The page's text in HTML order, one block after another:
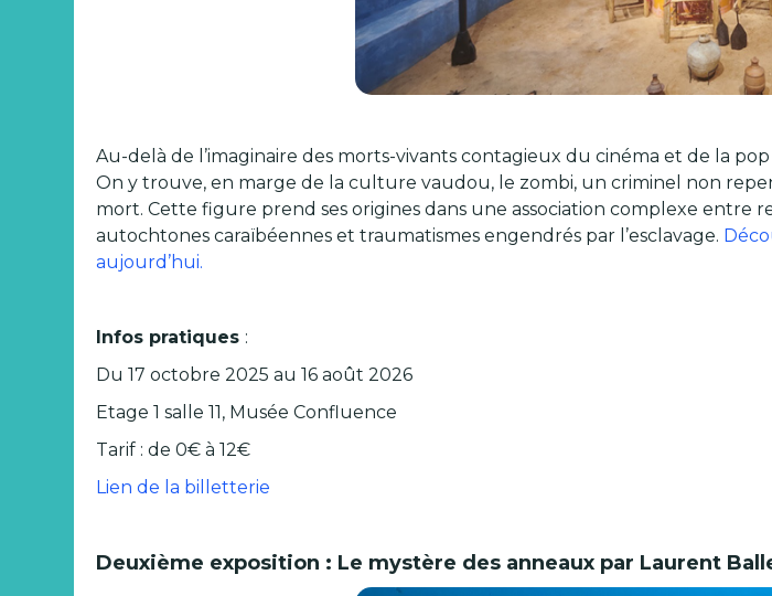
Au-delà de l’imaginaire des morts-vivants contagieux du cinéma et de la
On y trouve, en marge de la culture vaudou, le zombi, un criminel non
mort. Cette figure prend ses origines dans une association complexe entre
autochtones caraïbéennes et traumatismes engendrés par l’esclavage.
aujourd’hui.
Infos pratiques :
Du 17 octobre 2025 au 16 août 2026
Etage 1 salle 11, Musée Confluence
Tarif : de 0€ à 12€
Lien de la billetterie
Deuxième exposition : Le mystère des anneaux par Laurent